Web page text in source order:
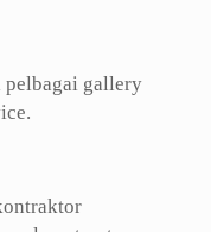
pelbagai gallery